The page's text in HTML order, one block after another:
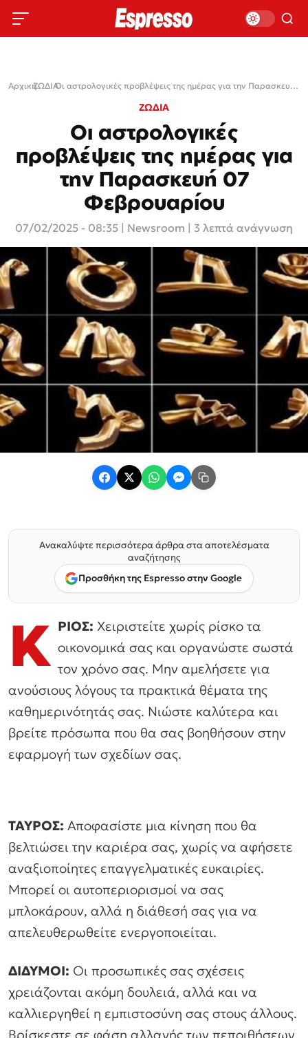
Αρχική›
ΖΩΔΙΑ› Οι αστρολογικές προβλέψεις της ημέρας για την Παρασκευή 07 Φεβρουαρίου
ΖΩΔΙΑ
Οι αστρολογικές
προβλέψεις της ημέρας για
την Παρασκευή 07
Φεβρουαρίου
07/02/2025 - 08:35 Newsroom | 3 λεπτά ανάγνωση
Ανακαλύψτε περισσότερα άρθρα στα αποτελέσματα
αναζήτησης
Προσθήκη της Espresso στην Google
Κ ΡΙΟΣ: Χειριστείτε χωρίς ρίσκο τα
οικονομικά σας και οργανώστε σωστά
τον χρόνο σας. Μην αμελήσετε για
ανούσιους λόγους τα πρακτικά θέματα της
καθημερινότητάς σας. Νιώστε καλύτερα και
βρείτε πρόσωπα που θα σας βοηθήσουν στην
εφαρμογή των σχεδίων σας.
ΤΑΥΡΟΣ: Αποφασίστε μια κίνηση που θα
βελτιώσει την καριέρα σας, χωρίς να αφήσετε
αναξιοποίητες επαγγελματικές ευκαιρίες.
Μπορεί οι αυτοπεριορισμοί να σας
μπλοκάρουν, αλλά η διάθεσή σας για να
απελευθερωθείτε ενεργοποιείται.
ΔΙΔΥΜΟΙ: Οι προσωπικές σας σχέσεις
χρειάζονται ακόμη δουλειά, αλλά και να
καλλιεργηθεί η εμπιστοσύνη σας στους άλλους.
Βρίσκεστε σε φάση αλλαγής των πεποιθήσεων